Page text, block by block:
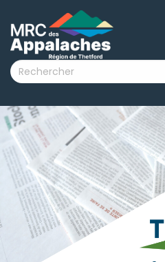
submenu (La MRC )
submenu (Citoyens )
submenu (Visiteurs )
submenu (Nouvelles )
submenu (Documentation )